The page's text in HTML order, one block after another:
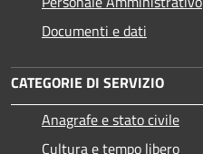
Documenti e dati
CATEGORIE DI SERVIZIO
Anagrafe e stato civile
Cultura e tempo libero